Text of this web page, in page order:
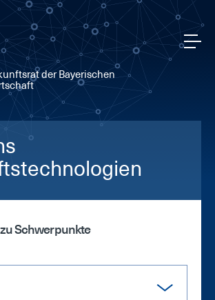
der Bayerischen
Schwerpunkte